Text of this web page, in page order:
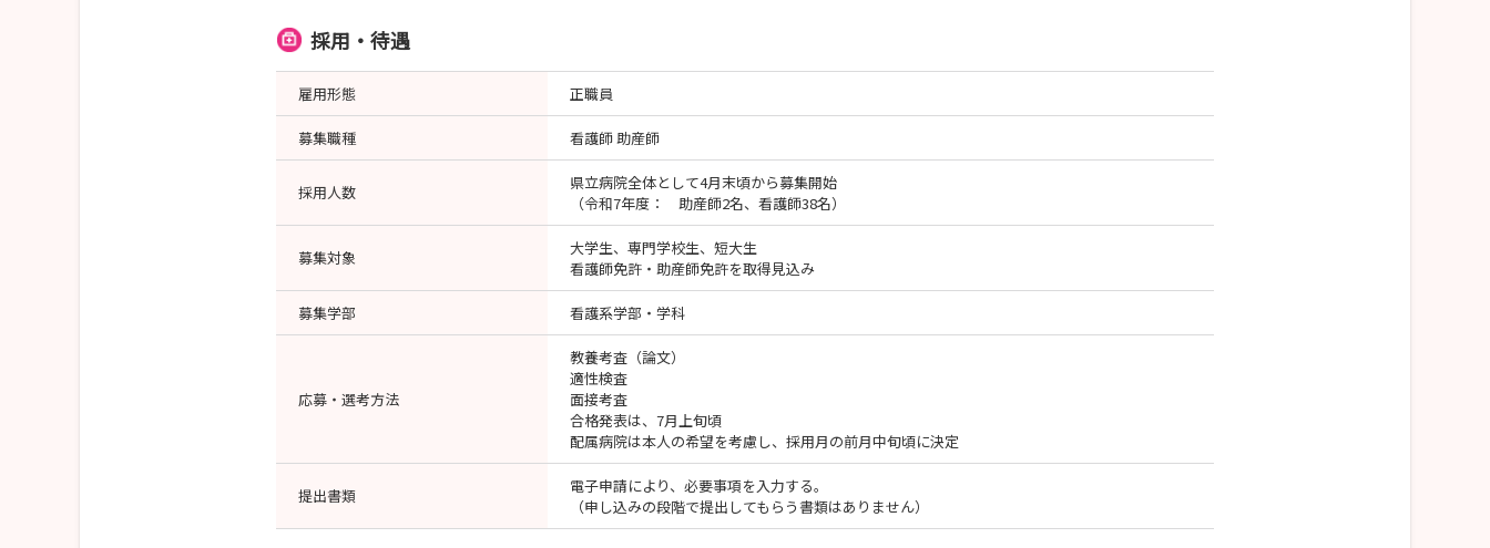
採用・待遇
雇用形態 正職員
募集職種 看護師 助産師
採用人数
県立病院全体として4月末頃から募集開始
（令和7年度： 助産師2名、看護師38名）
募集対象
大学生、専門学校生、短大生
看護師免許・助産師免許を取得見込み
募集学部 看護系学部・学科
応募・選考方法
教養考査（論文）
適性検査
面接考査
合格発表は、7月上旬頃
配属病院は本人の希望を考慮し、採用月の前月中旬頃に決定
提出書類
電子申請により、必要事項を入力する。
（申し込みの段階で提出してもらう書類はありません）